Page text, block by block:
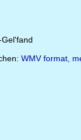
WMV format,